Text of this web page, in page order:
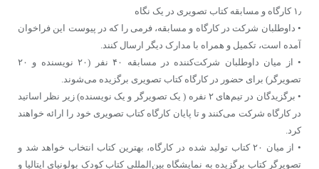
۱٫ کارگاه و مسابقه کتاب تصویری در یک نگاه
• داوطلبان شرکت در کارگاه و مسابقه، فرمی را که در پیوست این فراخوان
آمده است، تکمیل و همراه با مدارک دیگر ارسال کنند.
• از میان داوطلبان شرکت‌کننده در مسابقه ۴۰ نفر (۲۰ نویسنده و ۲۰
تصویرگر) برای حضور در کارگاه کتاب تصویری برگزیده می‌شوند.
• برگزیدگان در تیم‌های ۲ نفره ( یک تصویرگر و یک نویسنده) زیر نظر اساتید
در کارگاه شرکت می‌کنند و تا پایان کارگاه کتاب تصویری خود را ارائه خواهند
کرد.
• از میان ۲۰ کتاب تولید شده در کارگاه، بهترین کتاب انتخاب خواهد شد و
تصویرگر کتاب برگزیده به نمایشگاه بین‌المللی کتاب کودک بولونیای ایتالیا و